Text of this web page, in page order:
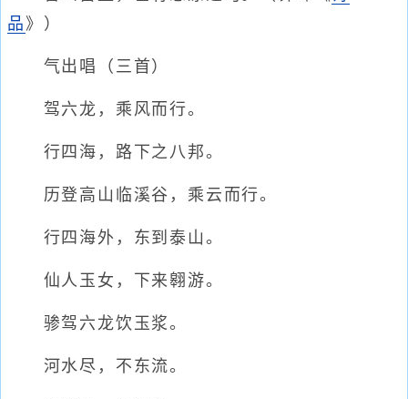
品 》）
气出唱（三首）
驾六龙，乘风而行。
行四海，路下之八邦。
历登高山临溪谷，乘云而行。
行四海外，东到泰山。
仙人玉女，下来翱游。
骖驾六龙饮玉浆。
河水尽，不东流。